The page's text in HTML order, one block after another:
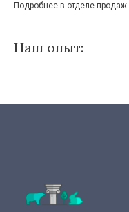
Подробнее в отделе продаж.
Наш опыт: